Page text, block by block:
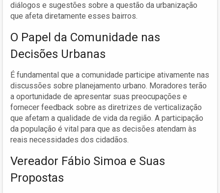
diálogos e sugestões sobre a questão da urbanização
que afeta diretamente esses bairros.
O Papel da Comunidade nas
Decisões Urbanas
É fundamental que a comunidade participe ativamente nas
discussões sobre planejamento urbano. Moradores terão
a oportunidade de apresentar suas preocupações e
fornecer feedback sobre as diretrizes de verticalização
que afetam a qualidade de vida da região. A participação
da população é vital para que as decisões atendam às
reais necessidades dos cidadãos.
Vereador Fábio Simoa e Suas
Propostas